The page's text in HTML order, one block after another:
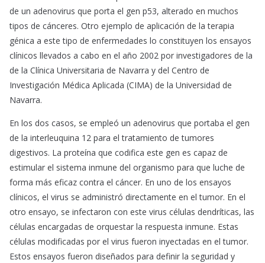
de un adenovirus que porta el gen p53, alterado en muchos
tipos de cánceres. Otro ejemplo de aplicación de la terapia
génica a este tipo de enfermedades lo constituyen los ensayos
clínicos llevados a cabo en el año 2002 por investigadores de la
de la Clínica Universitaria de Navarra y del Centro de
Investigación Médica Aplicada (CIMA) de la Universidad de
Navarra.
En los dos casos, se empleó un adenovirus que portaba el gen
de la interleuquina 12 para el tratamiento de tumores
digestivos. La proteína que codifica este gen es capaz de
estimular el sistema inmune del organismo para que luche de
forma más eficaz contra el cáncer. En uno de los ensayos
clínicos, el virus se administró directamente en el tumor. En el
otro ensayo, se infectaron con este virus células dendríticas, las
células encargadas de orquestar la respuesta inmune. Estas
células modificadas por el virus fueron inyectadas en el tumor.
Estos ensayos fueron diseñados para definir la seguridad y